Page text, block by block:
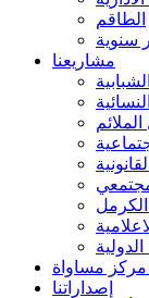
الطاقم
سنوية
مشاريعنا
الملائم
الدولية
مركز مساواة
إصداراتنا